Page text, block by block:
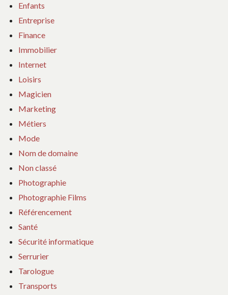
Enfants
Entreprise
Finance
Immobilier
Internet
Loisirs
Magicien
Marketing
Métiers
Mode
Nom de domaine
Non classé
Photographie
Photographie Films
Référencement
Santé
Sécurité informatique
Serrurier
Tarologue
Transports